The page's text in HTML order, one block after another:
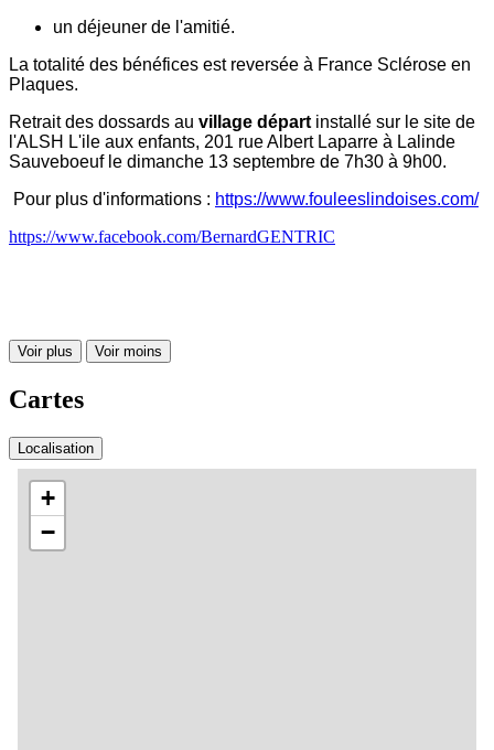
un déjeuner de l'amitié.
La totalité des bénéfices est reversée à France Sclérose en
Plaques.
Retrait des dossards au village départ installé sur le site de
l'ALSH L'ile aux enfants, 201 rue Albert Laparre à Lalinde
Sauveboeuf le dimanche 13 septembre de 7h30 à 9h00.
Pour plus d'informations : https://www.fouleeslindoises.com/
https://www.facebook.com/BernardGENTRIC
Voir plus Voir moins
Cartes
Localisation